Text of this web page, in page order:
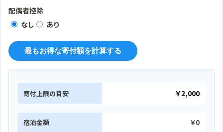
配偶者控除
なし
あり
最もお得な寄付額を計算する
寄付上限の目安 ￥2,000
宿泊金額 ￥0